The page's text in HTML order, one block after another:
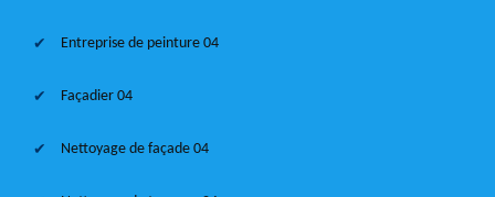
Entreprise de peinture 04
Façadier 04
Nettoyage de façade 04